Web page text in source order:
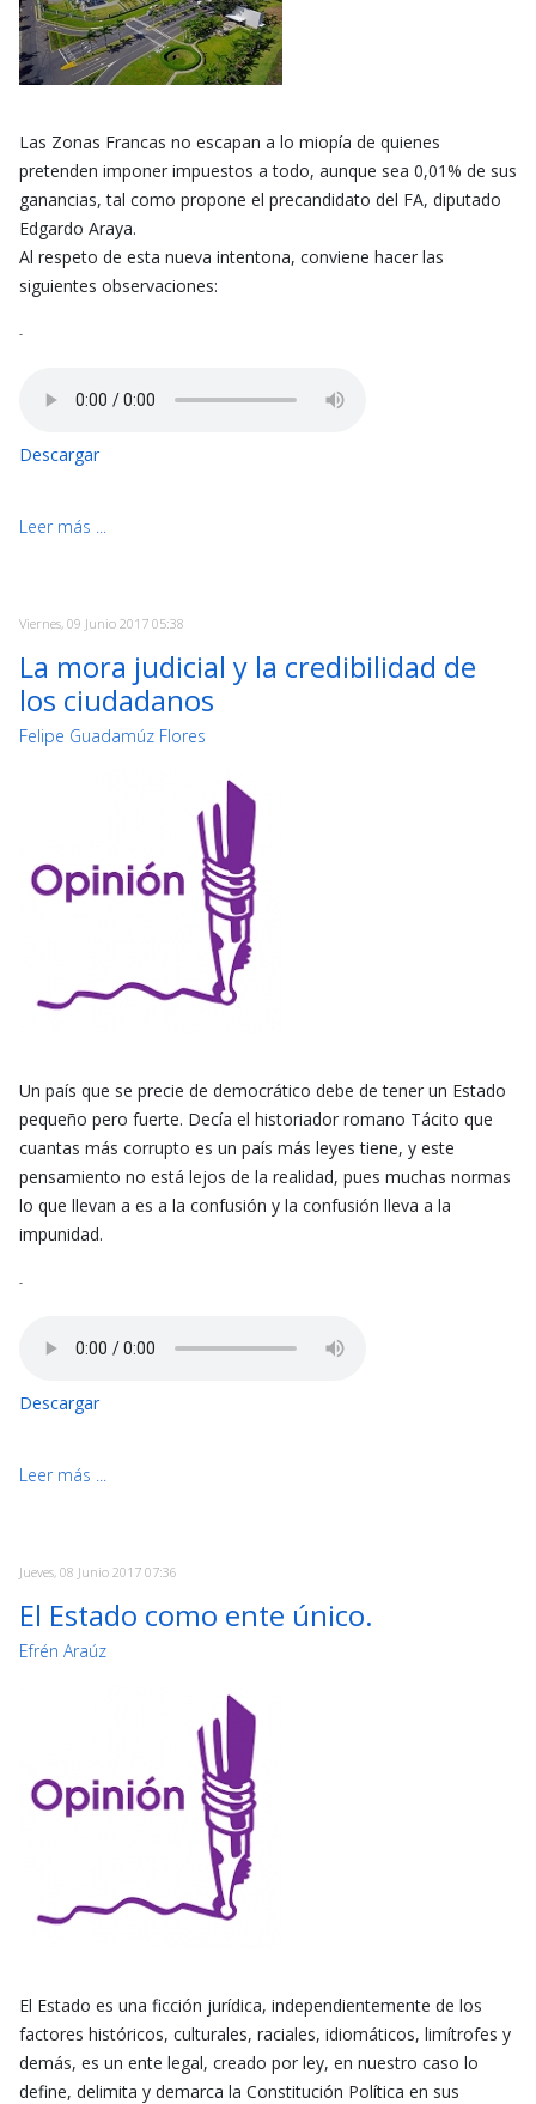
Las Zonas Francas no escapan a lo miopía de quienes
pretenden imponer impuestos a todo, aunque sea 0,01% de sus
ganancias, tal como propone el precandidato del FA, diputado
Edgardo Araya.
Al respeto de esta nueva intentona, conviene hacer las
siguientes observaciones:
-
Descargar
Leer más ...
Viernes, 09 Junio 2017 05:38
La mora judicial y la credibilidad de
los ciudadanos
Felipe Guadamúz Flores
Un país que se precie de democrático debe de tener un Estado
pequeño pero fuerte. Decía el historiador romano Tácito que
cuantas más corrupto es un país más leyes tiene, y este
pensamiento no está lejos de la realidad, pues muchas normas
lo que llevan a es a la confusión y la confusión lleva a la
impunidad.
-
Descargar
Leer más ...
Jueves, 08 Junio 2017 07:36
El Estado como ente único.
Efrén Araúz
El Estado es una ficción jurídica, independientemente de los
factores históricos, culturales, raciales, idiomáticos, limítrofes y
demás, es un ente legal, creado por ley, en nuestro caso lo
define, delimita y demarca la Constitución Política en sus